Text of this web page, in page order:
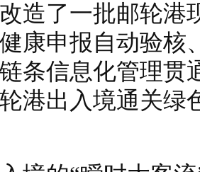
造了一批邮轮港
康申报自动验核
条信息化管理贯
港出入境通关绿